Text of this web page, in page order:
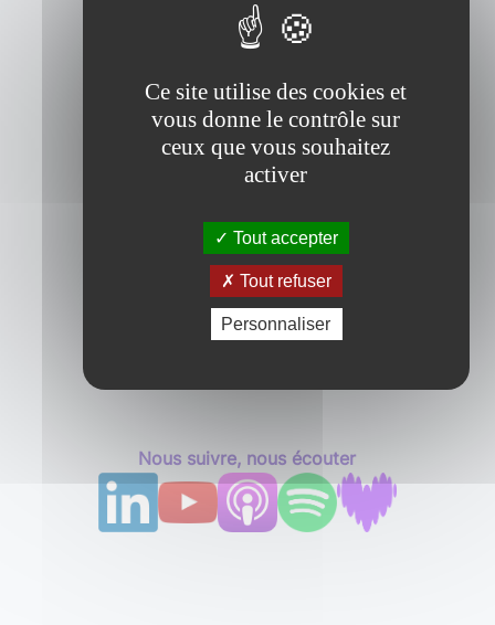
Nous suivre, nous écouter
Ce site utilise des cookies et
vous donne le contrôle sur
ceux que vous souhaitez
activer
Tout accepter
Tout refuser
Personnaliser